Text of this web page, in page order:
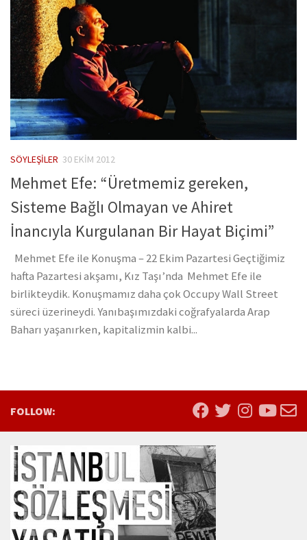
SÖYLEŞILER 30 EKIM 2012
Mehmet Efe: “Üretmemiz gereken,
Sisteme Bağlı Olmayan ve Ahiret
İnancıyla Kurgulanan Bir Hayat Biçimi”
Mehmet Efe ile Konuşma – 22 Ekim Pazartesi Geçtiğimiz
hafta Pazartesi akşamı, Kız Taşı’nda Mehmet Efe ile
birlikteydik. Konuşmamız daha çok Occupy Wall Street
süreci üzerineydi. Yanıbaşımızdaki coğrafyalarda Arap
Baharı yaşanırken, kapitalizmin kalbi...
FOLLOW: